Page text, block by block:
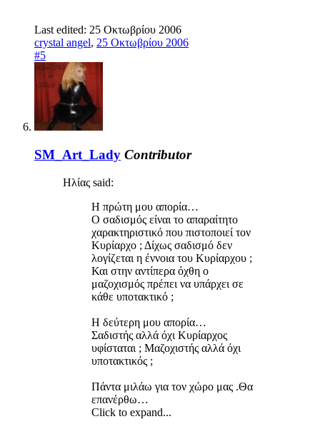
Last edited: 25 Οκτωβρίου 2006
crystal angel, 25 Οκτωβρίου 2006
#5
SM_Art_Lady Contributor
Ηλίας said:
Η πρώτη μου απορία…
Ο σαδισμός είναι το απαραίτητο
χαρακτηριστικό που πιστοποιεί τον
Κυρίαρχο ; Δίχως σαδισμό δεν
λογίζεται η έννοια του Κυρίαρχου ;
Και στην αντίπερα όχθη ο
μαζοχισμός πρέπει να υπάρχει σε
κάθε υποτακτικό ;
Η δεύτερη μου απορία…
Σαδιστής αλλά όχι Κυρίαρχος
υφίσταται ; Μαζοχιστής αλλά όχι
υποτακτικός ;
Πάντα μιλάω για τον χώρο μας .Θα
επανέρθω…
Click to expand...